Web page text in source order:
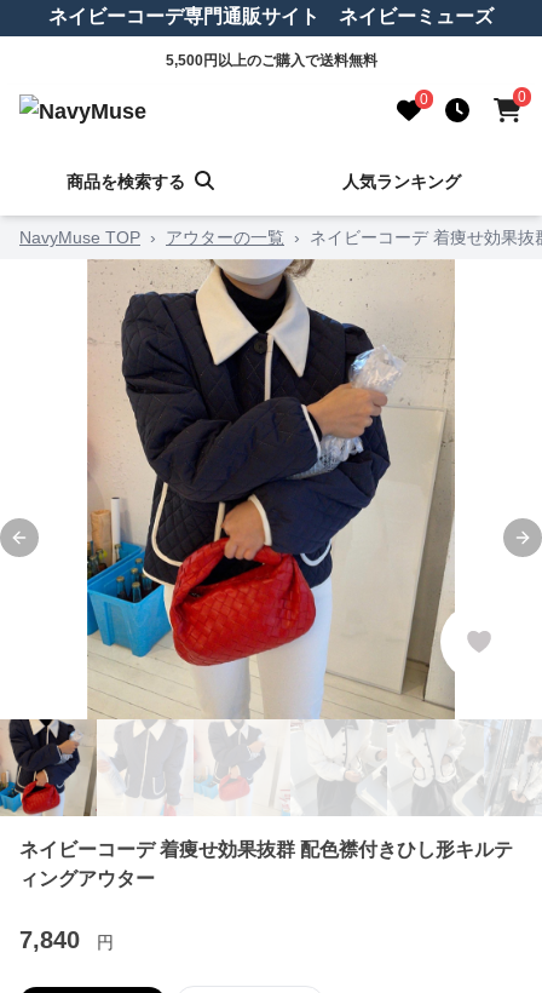
ネイビーコーデ専門通販サイト ネイビーミューズ
5,500円以上のご購入で送料無料
0 0
商品を検索する 人気ランキング
NavyMuse TOP › アウターの一覧 › ネイビーコーデ 着痩せ効果
Previous slide
ネイビーコーデ 着痩せ効果抜群 配色襟付きひし形キルテ
ィングアウター
7,840 円